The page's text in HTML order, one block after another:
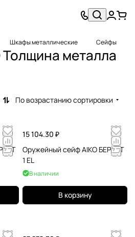
Шкафы металлические Сейфы
Толщина металла
По возрастанию сортировки
15 104.30 ₽
Оружейный сейф AIKO БЕРКУТ
1 EL
В наличии
В корзину